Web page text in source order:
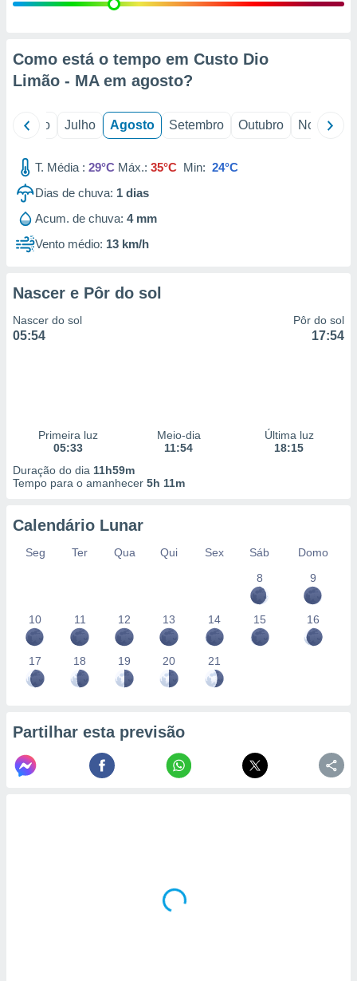
através
estudos
1199
Como está o tempo em Custo Dio
Limão - MA em agosto?
Junho Julho Agosto Setembro Outubro Novembro
T. Média : 29°C Máx.: 35°C Min: 24°C
Dias de chuva: 1 dias
Acum. de chuva: 4 mm
Vento médio: 13 km/h
Nascer e Pôr do sol
Nascer do sol
05:54
Pôr do sol
17:54
Primeira luz
05:33
Meio-dia
11:54
Última luz
18:15
Duração do dia 11h59m
Tempo para o amanhecer 5h 11m
Calendário Lunar
Seg Ter Qua Qui Sex Sáb
Domo
8
9
10 11 12 13 14 15 16
17 18 19 20 21
Partilhar esta previsão